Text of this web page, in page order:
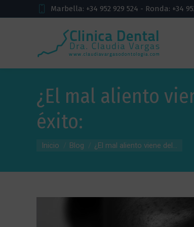
Marbella: +34 952 929 524 - Ronda: +34
¿El mal aliento
éxito:
Estás aquí:
Inicio Blog ¿El mal aliento viene del...